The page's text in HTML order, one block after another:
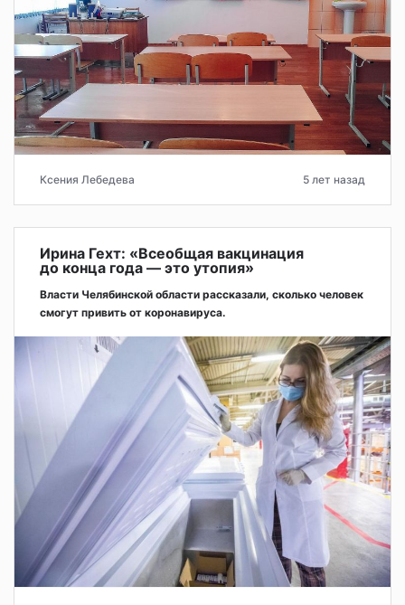
Ксения Лебедева 5 лет назад
Ирина Гехт: «Всеобщая вакцинация
до конца года — это утопия»
Власти Челябинской области рассказали, сколько человек
смогут привить от коронавируса.